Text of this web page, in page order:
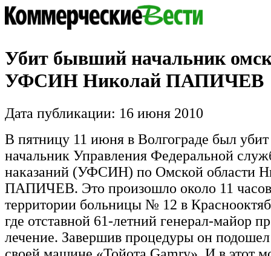
Убит бывший начальник
УФСИН Николай ПАПИЧЕВ
Дата публикации: 16 июня 2010
В пятницу 11 июня в Волгограде был
начальник Управления Федеральной
наказаний (УФСИН) по Омской области
ПАПИЧЕВ. Это произошло около 11 часов
территории больницы № 12 в
где отставной 61-летний генерал-майор
лечение. Завершив процедуры он